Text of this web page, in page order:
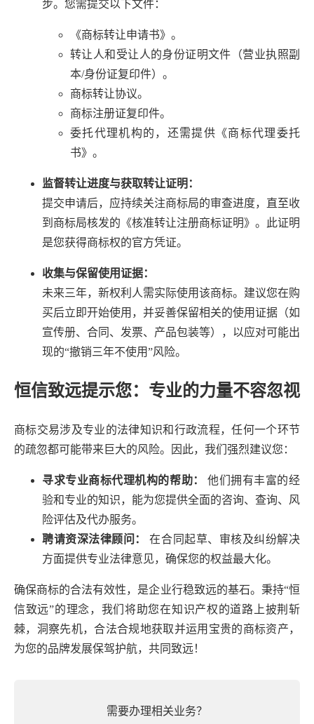
步。您需提交以下文件：
《商标转让申请书》。
转让人和受让人的身份证明文件（营业执照副
本/身份证复印件）。
商标转让协议。
商标注册证复印件。
委托代理机构的，还需提供《商标代理委托
书》。
监督转让进度与获取转让证明：
提交申请后，应持续关注商标局的审查进度，直至收
到商标局核发的《核准转让注册商标证明》。此证明
是您获得商标权的官方凭证。
收集与保留使用证据：
未来三年，新权利人需实际使用该商标。建议您在购
买后立即开始使用，并妥善保留相关的使用证据（如
宣传册、合同、发票、产品包装等），以应对可能出
现的“撤销三年不使用”风险。
恒信致远提示您：专业的力量不容忽视
商标交易涉及专业的法律知识和行政流程，任何一个环节
的疏忽都可能带来巨大的风险。因此，我们强烈建议您：
寻求专业商标代理机构的帮助：
他们拥有丰富的经
验和专业的知识，能为您提供全面的咨询、查询、风
险评估及代办服务。
聘请资深法律顾问：
在合同起草、审核及纠纷解决
方面提供专业法律意见，确保您的权益最大化。
确保商标的合法有效性，是企业行稳致远的基石。秉持“恒
信致远”的理念，我们将助您在知识产权的道路上披荆斩
棘，洞察先机，合法合规地获取并运用宝贵的商标资产，
为您的品牌发展保驾护航，共同致远！
需要办理相关业务？